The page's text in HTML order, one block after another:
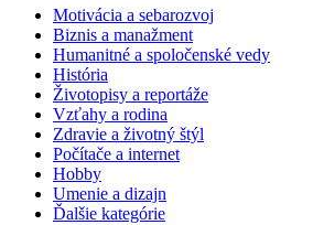
Motivácia a sebarozvoj
Biznis a manažment
Humanitné a spoločenské vedy
História
Životopisy a reportáže
Vzťahy a rodina
Zdravie a životný štýl
Počítače a internet
Hobby
Umenie a dizajn
Ďalšie kategórie